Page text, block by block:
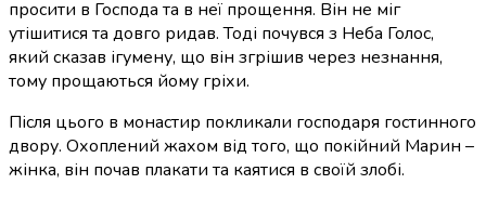
просити в Господа та в неї прощення. Він не міг
утішитися та довго ридав. Тоді почувся з Неба Голос,
який сказав ігумену, що він згрішив через незнання,
тому прощаються йому гріхи.
Після цього в монастир покликали господаря гостинного
двору. Охоплений жахом від того, що покійний Марин –
жінка, він почав плакати та каятися в своїй злобі.